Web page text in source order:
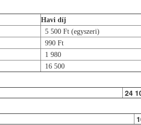
Havi díj
5 500 Ft (egyszeri)
990 Ft
1 980
16 500
24